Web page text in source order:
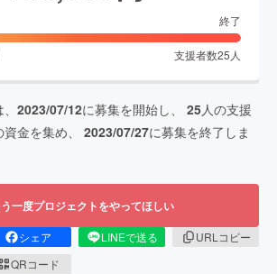
終了
支援者数25 人
2023/07/12に募集を開始し、 25人の支援
資金を集め、 2023/07/27に募集を終了しま
一度プロジェクトをやってほしい
シェア LINEで送る
URLコピー
QRコード